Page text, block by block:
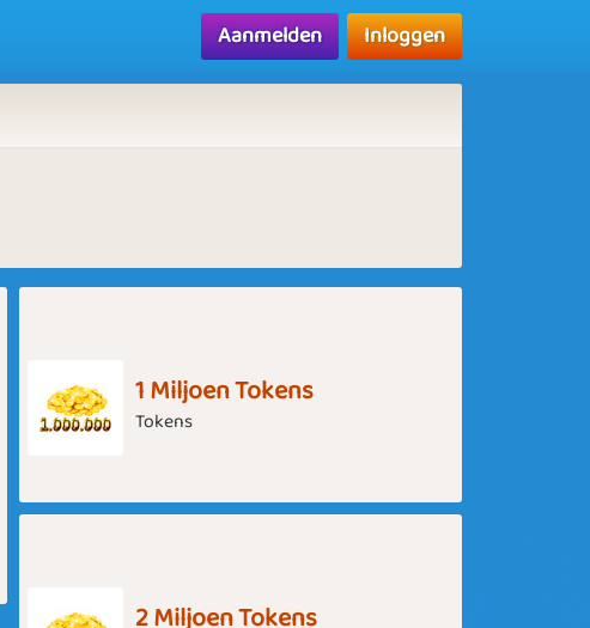
Aanmelden Inloggen
1 Miljoen Tokens
Tokens
2 Miljoen Tokens